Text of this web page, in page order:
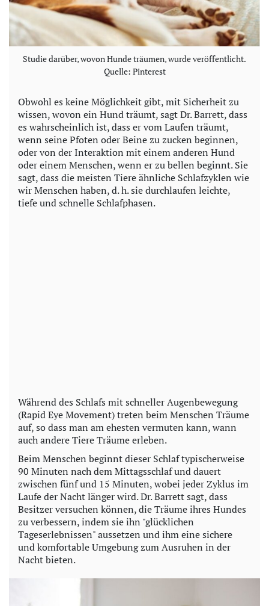
Studie darüber, wovon Hunde träumen, wurde veröffentlicht.
Quelle: Pinterest
Obwohl es keine Möglichkeit gibt, mit Sicherheit zu
wissen, wovon ein Hund träumt, sagt Dr. Barrett, dass
es wahrscheinlich ist, dass er vom Laufen träumt,
wenn seine Pfoten oder Beine zu zucken beginnen,
oder von der Interaktion mit einem anderen Hund
oder einem Menschen, wenn er zu bellen beginnt. Sie
sagt, dass die meisten Tiere ähnliche Schlafzyklen wie
wir Menschen haben, d. h. sie durchlaufen leichte,
tiefe und schnelle Schlafphasen.
Während des Schlafs mit schneller Augenbewegung
(Rapid Eye Movement) treten beim Menschen Träume
auf, so dass man am ehesten vermuten kann, wann
auch andere Tiere Träume erleben.
Beim Menschen beginnt dieser Schlaf typischerweise
90 Minuten nach dem Mittagsschlaf und dauert
zwischen fünf und 15 Minuten, wobei jeder Zyklus im
Laufe der Nacht länger wird. Dr. Barrett sagt, dass
Besitzer versuchen können, die Träume ihres Hundes
zu verbessern, indem sie ihn "glücklichen
Tageserlebnissen" aussetzen und ihm eine sichere
und komfortable Umgebung zum Ausruhen in der
Nacht bieten.